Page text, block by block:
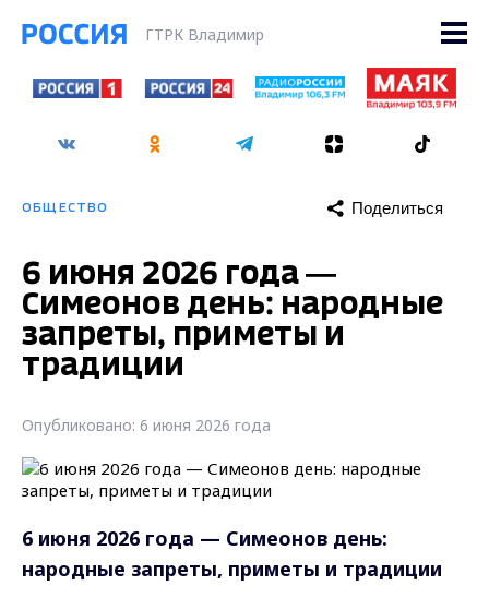
ГТРК Владимир
ОБЩЕСТВО Поделиться
6 июня 2026 года —
Симеонов день: народные
запреты, приметы и
традиции
Опубликовано: 6 июня 2026 года
6 июня 2026 года — Симеонов день:
народные запреты, приметы и традиции